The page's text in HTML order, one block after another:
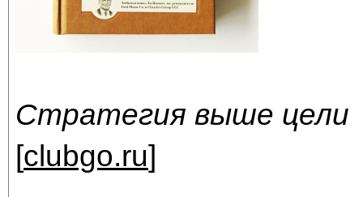
Стратегия выше цели
[clubgo.ru]